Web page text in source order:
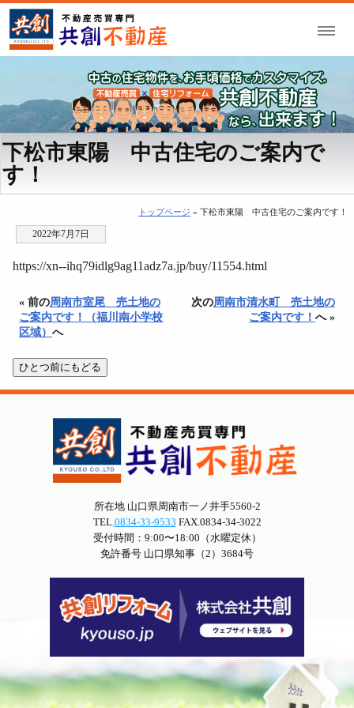
下松市東陽 中古住宅のご案内で
す！
トップページ » 下松市東陽 中古住宅のご案内です！
2022年7月7日
https://xn--ihq79idlg9ag11adz7a.jp/buy/11554.html
« 前の周南市室尾 売土地の
ご案内です！（福川南小学校
区域） へ
次の周南市清水町 売土地の
ご案内です！ へ »
所在地 山口県周南市一ノ井手5560-2
TEL.0834-33-9533 FAX.0834-34-3022
受付時間：9:00〜18:00（水曜定休）
免許番号 山口県知事（2）3684号